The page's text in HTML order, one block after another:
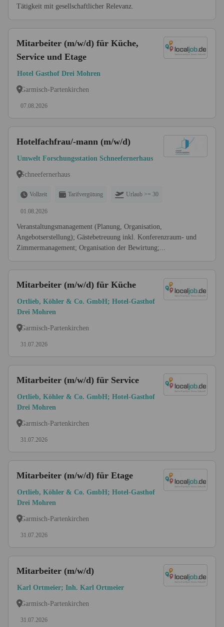
Tätigkeit mit gesellschaftlicher Relevanz.
Mitarbeiter (m/w/d) für Küche,
Service und Etage
Hotel Gasthof Drei Mohren
Garmisch-Partenkirchen
07.08.2026
Hotelfachfrau/-mann (m/w/d)
Umwelt Forschungsstation Schneefernerhaus
Schneefernerhaus
Vollzeit Tarifvergütung Urlaub >= 30
01.08.2026
Veranstaltungsmanagement (Planung, Organisation,
Angebotserstellung); Gästebetreuung inkl. Konferenzraum- und
Zimmermanagement; Organisation der Bewirtung;...
Mitarbeiter (m/w/d) für Küche
Ortlieb, Köhler & Co. GmbH; Hotel-Gasthof
Drei Mohren
Garmisch-Partenkirchen
31.07.2026
Mitarbeiter (m/w/d) für Service
Ortlieb, Köhler & Co. GmbH; Hotel-Gasthof
Drei Mohren
Garmisch-Partenkirchen
31.07.2026
Mitarbeiter (m/w/d) für Etage
Ortlieb, Köhler & Co. GmbH; Hotel-Gasthof
Drei Mohren
Garmisch-Partenkirchen
31.07.2026
Mitarbeiter (m/w/d)
Karl Ortmeier; Inh. Karl Ortmeier
Garmisch-Partenkirchen
31.07.2026